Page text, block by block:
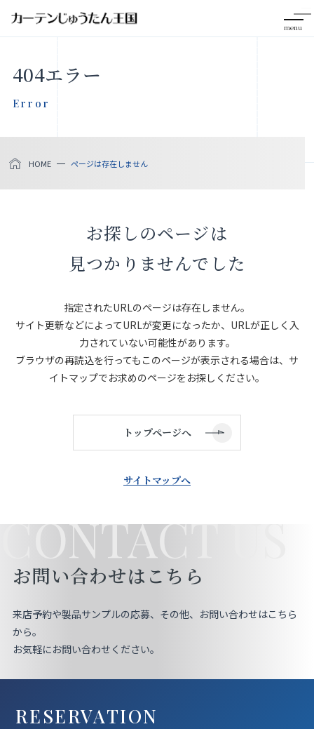
menu
お知らせ
社会貢献活動
店舗をさがす
私たちのこだわり
お役立ち情報
お問い合わせ
お気に入りリスト
404エラー
Error
HOME ページは存在しません
お探しのページは
見つかりませんでした
指定されたURLのページは存在しません。
サイト更新などによってURLが変更になったか、URLが正しく入
力されていない可能性があります。
ブラウザの再読込を行ってもこのページが表示される場合は、サ
イトマップでお求めのページをお探しください。
トップページへ
サイトマップへ
CONTACT US
お問い合わせはこちら
来店予約や製品サンプルの応募、その他、お問い合わせはこちら
から。
お気軽にお問い合わせください。
RESERVATION